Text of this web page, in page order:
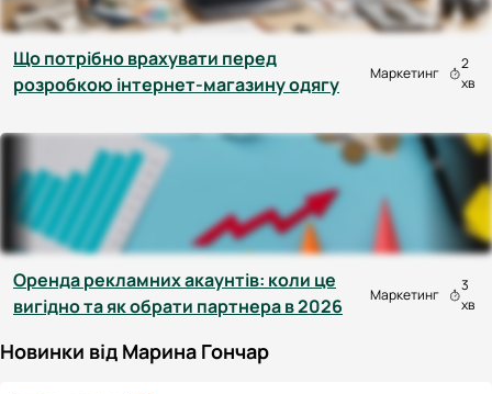
Що потрібно врахувати перед
розробкою інтернет-магазину одягу
Маркетинг
2
хв
Оренда рекламних акаунтів: коли це
вигідно та як обрати партнера в 2026
Маркетинг
3
хв
Новинки від Марина Гончар